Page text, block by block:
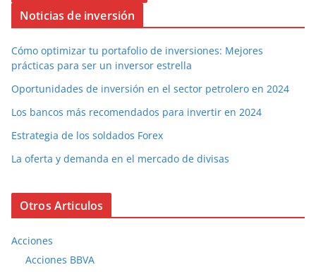
Noticias de inversión
Cómo optimizar tu portafolio de inversiones: Mejores
prácticas para ser un inversor estrella
Oportunidades de inversión en el sector petrolero en 2024
Los bancos más recomendados para invertir en 2024
Estrategia de los soldados Forex
La oferta y demanda en el mercado de divisas
Otros Articulos
Acciones
Acciones BBVA